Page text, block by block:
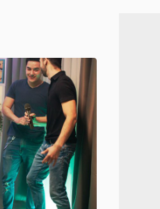
inscreva-se
Termos de Uso e Política de